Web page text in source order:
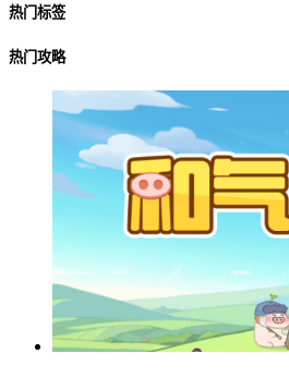
热门标签
热门攻略